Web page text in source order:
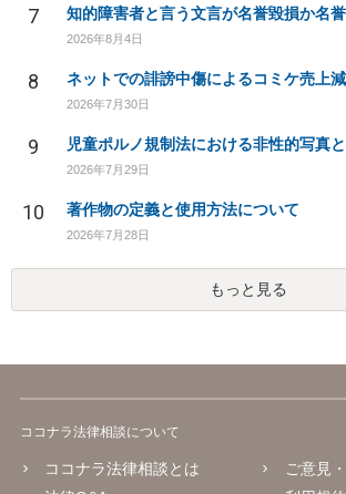
7
2026年8月4日
8
2026年7月30日
9 児童ポルノ規制法における非性的写真
2026年7月29日
10 著作物の定義と使用方法について
2026年7月28日
もっと見る
ココナラ法律相談について
ココナラ法律相談とは
ご意見